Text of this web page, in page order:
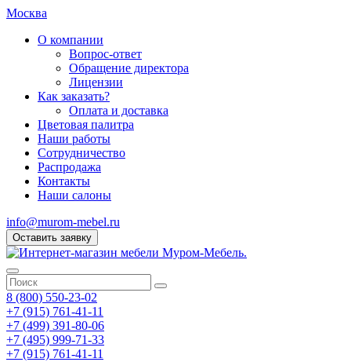
Москва
О компании
Вопрос-ответ
Обращение директора
Лицензии
Как заказать?
Оплата и доставка
Цветовая палитра
Наши работы
Сотрудничество
Распродажа
Контакты
Наши салоны
info@murom-mebel.ru
Оставить заявку
8 (800) 550-23-02
+7 (915) 761-41-11
+7 (499) 391-80-06
+7 (495) 999-71-33
+7 (915) 761-41-11